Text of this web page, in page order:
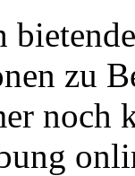
zu
noch